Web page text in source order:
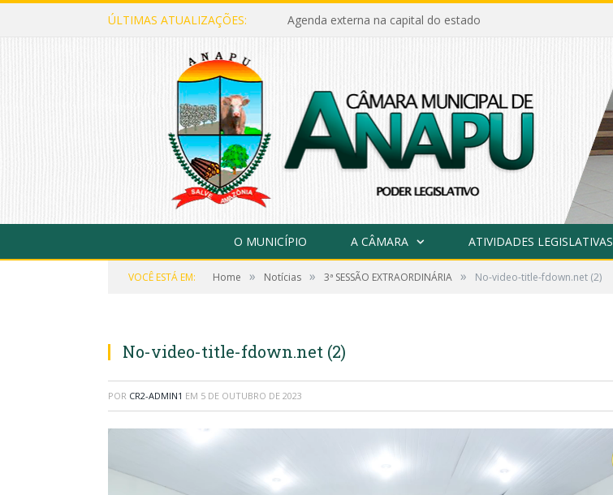
ÚLTIMAS ATUALIZAÇÕES: Agenda externa na capital do estado
O MUNICÍPIO A CÂMARA ATIVIDADES LEGISLATIVAS
VOCÊ ESTÁ EM: Home » Notícias » 3ª SESSÃO EXTRAORDINÁRIA » No-video-title-fdown.net (2)
No-video-title-fdown.net (2)
POR CR2-ADMIN1 EM 5 DE OUTUBRO DE 2023
vídeo